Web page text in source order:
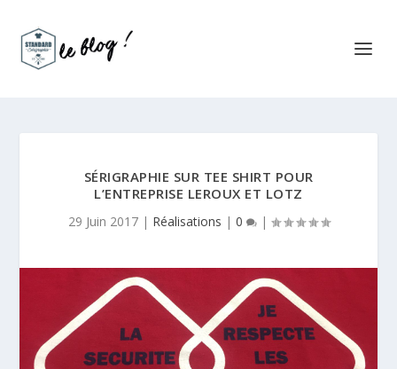
SÉRIGRAPHIE SUR TEE SHIRT POUR
L’ENTREPRISE LEROUX ET LOTZ
29 Juin 2017| Réalisations | 0 |